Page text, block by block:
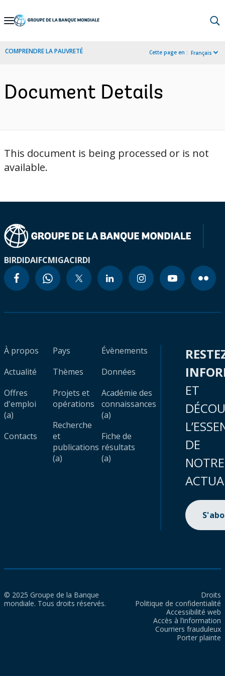
Skip
Navigation
COMPRENDRE LA PAUVRETÉ Cette page en : Français
Document Details
This document is being processed or is not
available.
BIRDIDAIFCMIGACIRDI
À propos
Actualité
Offres
d'emploi
(a)
Contacts
Pays
Thèmes
Projets et
opérations
Recherche
et
publications
(a)
Évènements
Données
Académie des
connaissances
(a)
Fiche de
résultats
(a)
ET
DE
NOTRE
© 2025 Groupe de la Banque
mondiale. Tous droits réservés.
Droits
Politique de confidentialité
Accessibilité web
Accès à l’information
Courriers frauduleux
Porter plainte